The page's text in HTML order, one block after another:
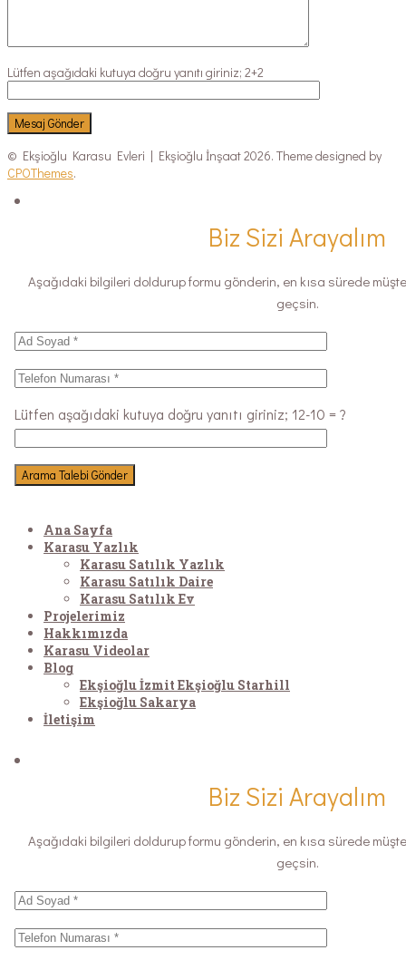
Lütfen aşağıdaki kutuya doğru yanıtı giriniz; 2+2
© Ekşioğlu Karasu Evleri | Ekşioğlu İnşaat 2026. Theme designed by
CPOThemes.
Biz Sizi Arayalım
Aşağıdaki bilgileri doldurup formu gönderin, en kısa sürede
geçsin.
Lütfen aşağıdaki kutuya doğru yanıtı giriniz; 12-10 = ?
Ana Sayfa
Karasu Yazlık
Karasu Satılık Yazlık
Karasu Satılık Daire
Karasu Satılık Ev
Projelerimiz
Hakkımızda
Karasu Videolar
Blog
Ekşioğlu İzmit Ekşioğlu Starhill
Ekşioğlu Sakarya
İletişim
Biz Sizi Arayalım
Aşağıdaki bilgileri doldurup formu gönderin, en kısa sürede
geçsin.